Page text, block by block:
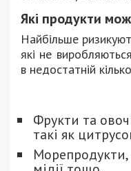
Які продукти
Найбільше
які не
в недостатній
Фрукти та
такі як
Морепродукти,